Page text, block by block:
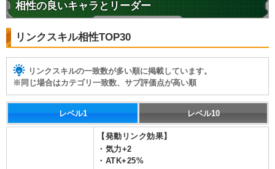
相性の良いキャラとリーダー
リンクスキル相性TOP30
リンクスキルの一致数が多い順に掲載しています。
※同じ場合はカテゴリ一致数、サブ評価点が高い順
レベル1 レベル10
【発動リンク効果】
・ 気力+2
・ ATK+25%